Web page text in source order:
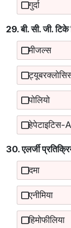
गुर्दा
29. बी. सी. जी.
मीजल्स
पोलियो
हेपेटाइटिस-A
30. एलर्जी
दमा
एनीमिया
हिमोफीलिया